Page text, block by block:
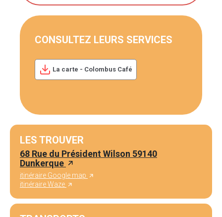
CONSULTEZ LEURS SERVICES
La carte - Colombus Café
LES TROUVER
68 Rue du Président Wilson 59140
Dunkerque
itinéraire Google map
itinéraire Waze